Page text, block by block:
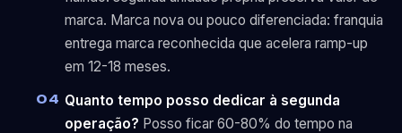
marca. Marca nova ou pouco diferenciada: franquia
entrega marca reconhecida que acelera ramp-up
em 12-18 meses.
Quanto tempo posso dedicar à segunda
operação? Posso ficar 60-80% do tempo na